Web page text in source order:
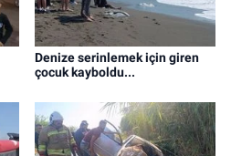
Denize serinlemek için giren
çocuk kayboldu...